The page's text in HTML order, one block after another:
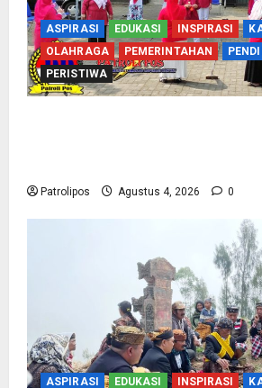
ASPIRASI EDUKASI INSPIRASI
OLAHRAGA
PEMERINTAHAN
PERISTIWA
Patrolipos Agustus 4, 2026 0
ASPIRASI EDUKASI INSPIRASI